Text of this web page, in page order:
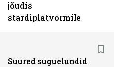
jõudis
stardiplatvormile
Suured suguelundid